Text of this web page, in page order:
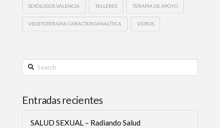
SEXÓLOGOS VALENCIA TALLERES TERAPIA DE APOYO
VEGETOTERAPIA CARACTEROANALÍTICA VIDEOS
Search
Entradas recientes
SALUD SEXUAL – Radiando Salud